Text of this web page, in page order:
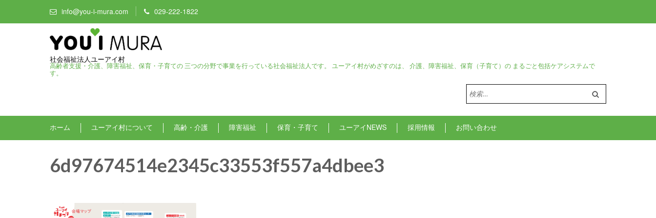
info@you-i-mura.com 029-222-1822
社会福祉法人ユーアイ村
高齢者支援・介護、障害福祉、保育・子育ての 三つの分野で事業を行っている社会福祉法人です。 ユーアイ村がめざすのは、 介護、障害福祉、保育（子育て）の まるごと包括ケアシステムで
す。
検
索:
ホーム ユーアイ村について 高齢・介護 障害福祉 保育・子育て ユーアイNEWS 採用情報 お問い合わせ
6d97674514e2345c33553f557a4dbee3